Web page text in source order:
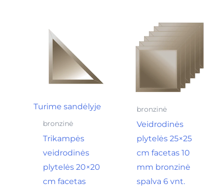
Turime sandėlyje
bronzinė
Trikampės
veidrodinės
plytelės 20×20
cm facetas
bronzinė
Veidrodinės
plytelės 25×25
cm facetas 10
mm bronzinė
spalva 6 vnt.